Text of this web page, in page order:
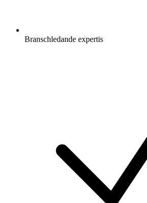
Branschledande expertis